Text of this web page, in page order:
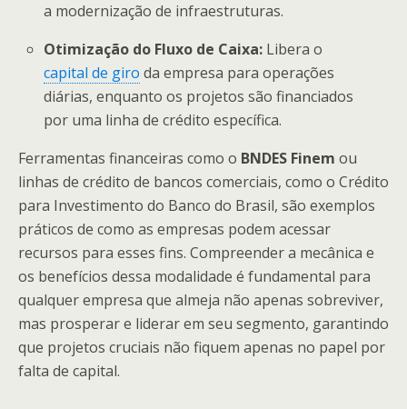
a modernização de infraestruturas.
Otimização do Fluxo de Caixa: Libera o
capital de giro da empresa para operações
diárias, enquanto os projetos são financiados
por uma linha de crédito específica.
Ferramentas financeiras como o BNDES Finem ou
linhas de crédito de bancos comerciais, como o Crédito
para Investimento do Banco do Brasil, são exemplos
práticos de como as empresas podem acessar
recursos para esses fins. Compreender a mecânica e
os benefícios dessa modalidade é fundamental para
qualquer empresa que almeja não apenas sobreviver,
mas prosperar e liderar em seu segmento, garantindo
que projetos cruciais não fiquem apenas no papel por
falta de capital.